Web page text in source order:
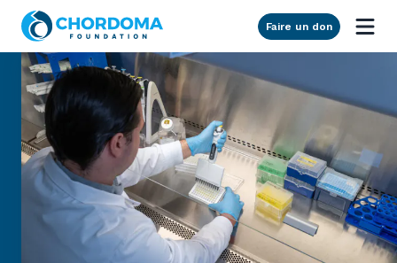
Skip to Main Content
Faire un don